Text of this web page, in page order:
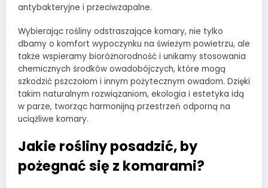
antybakteryjne i przeciwzapalne.
Wybierając rośliny odstraszające komary, nie tylko
dbamy o komfort wypoczynku na świeżym powietrzu, ale
także wspieramy bioróżnorodność i unikamy stosowania
chemicznych środków owadobójczych, które mogą
szkodzić pszczołom i innym pożytecznym owadom. Dzięki
takim naturalnym rozwiązaniom, ekologia i estetyka idą
w parze, tworząc harmonijną przestrzeń odporną na
uciążliwe komary.
Jakie rośliny posadzić, by
pożegnać się z komarami?